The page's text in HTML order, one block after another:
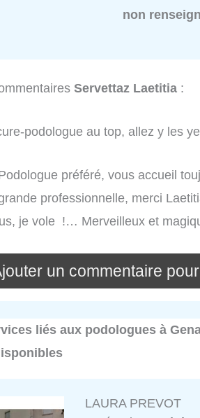
non
Servettaz Laetitia :
podologue au top, allez y les
préféré, vous accueil
professionnelle, merci
je vole !… Merveilleux et
un commentaire
liés aux podologues à
LAURA PREVOT